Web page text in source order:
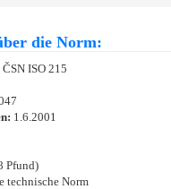
die Norm:
ČSN ISO 215
1.6.2001
Pfund)
technische Norm